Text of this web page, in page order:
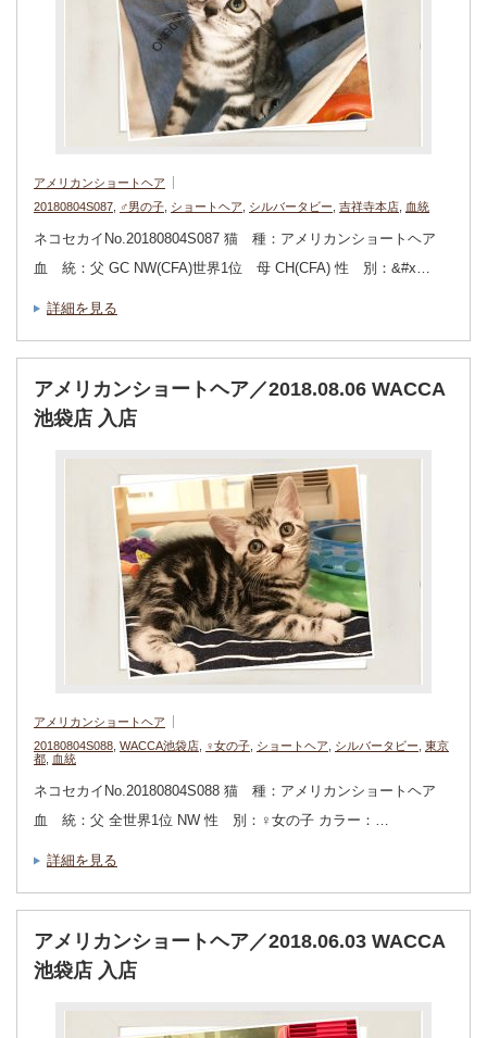
アメリカンショートヘア
20180804S087, ♂男の子, ショートヘア, シルバータビー, 吉祥寺本店, 血統
ネコセカイNo.20180804S087 猫 種：アメリカンショートヘア
血 統：父 GC NW(CFA)世界1位 母 CH(CFA) 性 別：&#x…
詳細を見る
アメリカンショートヘア／2018.08.06 WACCA
池袋店 入店
アメリカンショートヘア
20180804S088 WACCA池袋店 ♀女の子 ショートヘア シルバータビー 東京
都 血統
ネコセカイNo.20180804S088 猫 種：アメリカンショートヘア
血 統：父 全世界1位 NW 性 別：♀女の子 カラー：…
詳細を見る
アメリカンショートヘア／2018.06.03 WACCA
池袋店 入店